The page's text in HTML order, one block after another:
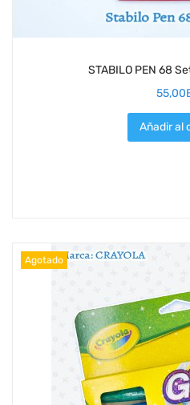
STABILO PEN 68
55,00
Añadir al
Agotado